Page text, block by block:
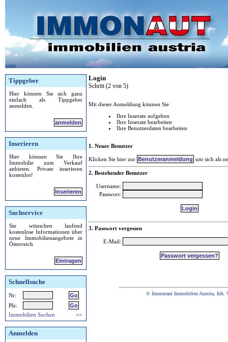
Tippgeber
Hier können Sie sich ganz
einfach als Tippgeber
anmelden.
anmelden
Inserieren
Hier können Sie Ihre
Immobilie zum Verkauf
anbieten. Private inserieren
kostenlos!
Inserieren
Suchservice
Sie wünschen laufend
kostenlose Informationen über
neue Immobilienangebote in
Österreich
Eintragen
Schnellsuche
Nr:
Plz:
Immobilien Suchen
>>
Anmelden
Login
Schritt (2 von 5)
Mit dieser Anmeldung können Sie
Ihre Inserate aufgeben
Ihre Inserate bearbeiten
Ihre Benutzerdaten bearbeiten
1. Neuer Benutzer
Klicken Sie hier zur um sich als
2. Bestehender Benutzer
Username:
Passwort:
3. Passwort vergessen
E-Mail:
© Immonaut Immobilien Austria, Inh.